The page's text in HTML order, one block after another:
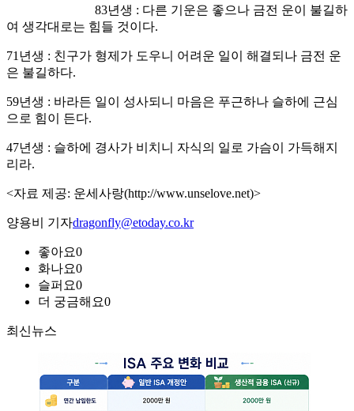
83년생 : 다른 기운은 좋으나 금전 운이 불길하
여 생각대로는 힘들 것이다.
71년생 : 친구가 형제가 도우니 어려운 일이 해결되나 금전 운
은 불길하다.
59년생 : 바라든 일이 성사되니 마음은 푸근하나 슬하에 근심
으로 힘이 든다.
47년생 : 슬하에 경사가 비치니 자식의 일로 가슴이 가득해지
리라.
<자료 제공: 운세사랑(http://www.unselove.net)>
양용비 기자dragonfly@etoday.co.kr
좋아요0
화나요0
슬퍼요0
더 궁금해요0
최신뉴스